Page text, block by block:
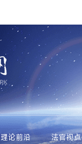
理论前沿 法官视点